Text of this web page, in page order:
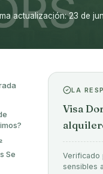
actualización: 23 de
Se
LA
Visa
Verificado
sensibles